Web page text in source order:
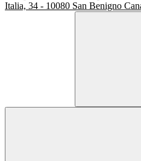
Italia, 34 - 10080 San Benigno